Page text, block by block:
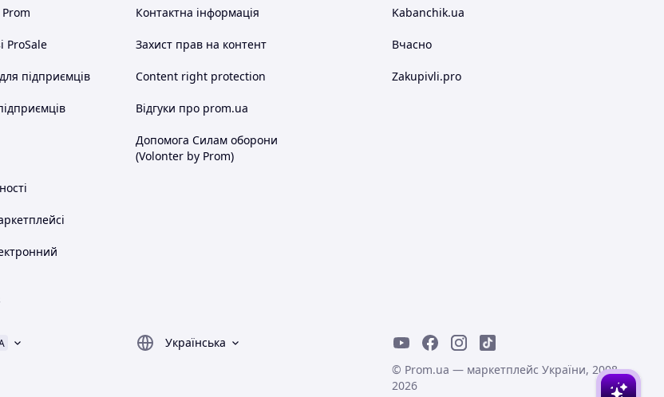
ProSale
підприємців
Контактна інформація
Захист прав на контент
Content right protection
Відгуки про prom.ua
Допомога Силам оборони
(Volonter by Prom)
Kabanchik.ua
Вчасно
Zakupivli.pro
Українська
© Prom.ua — маркетплейс України, 2008-
2026